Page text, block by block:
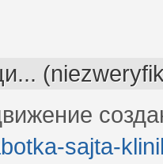
sajta-